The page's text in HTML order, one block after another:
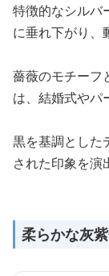
特徴的なシルバ
に垂れ下がり、
薔薇のモチーフ
は、結婚式やパ
黒を基調とした
された印象を演
柔らかな灰